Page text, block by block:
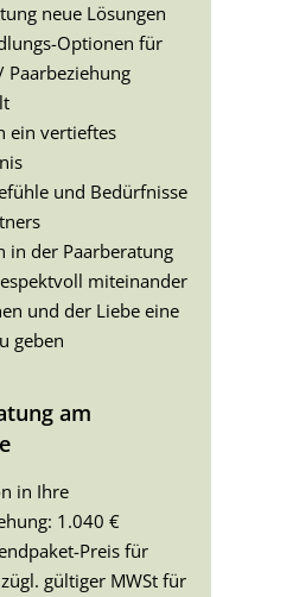
neue Lösungen
Optionen für
Paarbeziehung
ein vertieftes
und Bedürfnisse
in der Paarberatung
miteinander
und der Liebe eine
geben
am
in Ihre
1.040 €
Preis für
gültiger MWSt für